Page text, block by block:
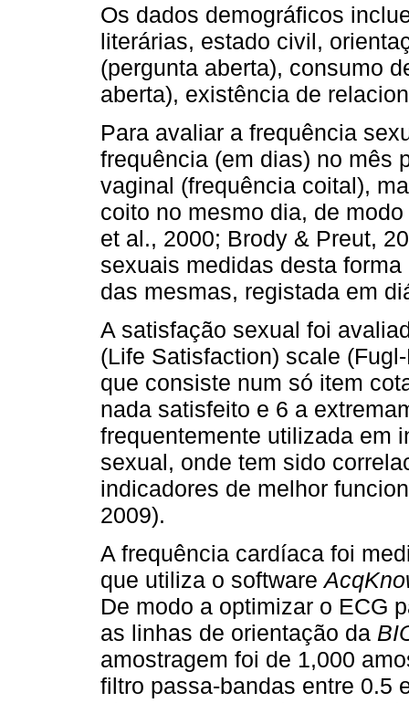
Os dados demográficos
literárias, estado civil,
(pergunta aberta), consumo
aberta), existência de
Para avaliar a frequência
frequência (em dias) no mês
vaginal (frequência coital),
coito no mesmo dia, de
et al., 2000; Brody & Preut,
sexuais medidas desta
das mesmas, registada em
A satisfação sexual foi
(Life Satisfaction) scale
que consiste num só item
nada satisfeito e 6 a
frequentemente utilizada em
sexual, onde tem sido
indicadores de melhor
2009).
A frequência cardíaca foi
que utiliza o software
De modo a optimizar o ECG
as linhas de orientação da
amostragem foi de 1,000
filtro passa-bandas entre 0.5